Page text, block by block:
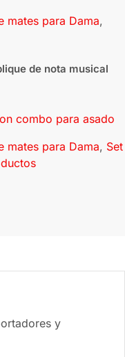
mates para Dama,
de nota musical
mates para Dama, Set
y